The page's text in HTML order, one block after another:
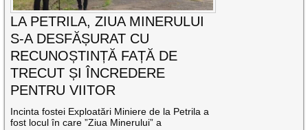
LA PETRILA, ZIUA MINERULUI
S-A DESFĂȘURAT CU
RECUNOȘTINȚĂ FAȚĂ DE
TRECUT ȘI ÎNCREDERE
PENTRU VIITOR
Incinta fostei Exploatări Miniere de la Petrila a
fost locul în care ”Ziua Minerului” a